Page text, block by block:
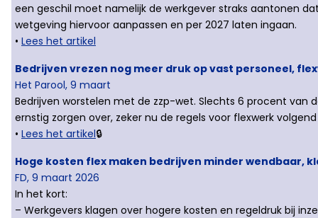
een geschil moet namelijk de werkgever straks aantonen
wetgeving hiervoor aanpassen en per 2027 laten ingaan.
• Lees het artikel
Bedrijven vrezen nog meer druk op vast personeel,
Het Parool, 9 maart
Bedrijven worstelen met de zzp-wet. Slechts 6 procent van
ernstig zorgen over, zeker nu de regels voor flexwerk
• Lees het artikel🔒
Hoge kosten flex maken bedrijven minder wendbaar,
FD, 9 maart 2026
In het kort:
– Werkgevers klagen over hogere kosten en regeldruk bij